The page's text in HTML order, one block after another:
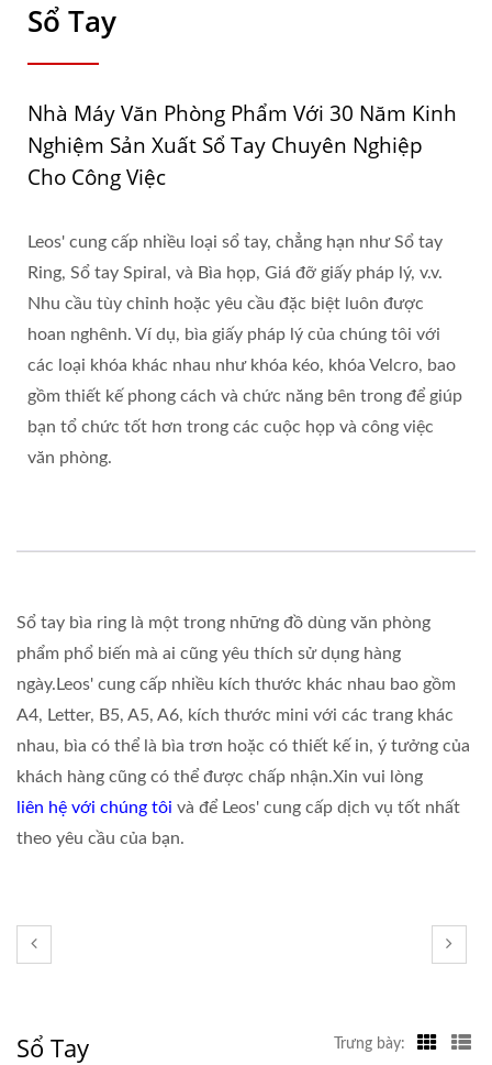
Sổ Tay
Nhà Máy Văn Phòng Phẩm Với 30 Năm Kinh
Nghiệm Sản Xuất Sổ Tay Chuyên Nghiệp
Cho Công Việc
Leos' cung cấp nhiều loại sổ tay, chẳng hạn như Sổ tay
Ring, Sổ tay Spiral, và Bìa họp, Giá đỡ giấy pháp lý, v.v.
Nhu cầu tùy chỉnh hoặc yêu cầu đặc biệt luôn được
hoan nghênh. Ví dụ, bìa giấy pháp lý của chúng tôi với
các loại khóa khác nhau như khóa kéo, khóa Velcro, bao
gồm thiết kế phong cách và chức năng bên trong để giúp
bạn tổ chức tốt hơn trong các cuộc họp và công việc
văn phòng.
Sổ tay bìa ring là một trong những đồ dùng văn phòng
phẩm phổ biến mà ai cũng yêu thích sử dụng hàng
ngày.Leos' cung cấp nhiều kích thước khác nhau bao gồm
A4, Letter, B5, A5, A6, kích thước mini với các trang khác
nhau, bìa có thể là bìa trơn hoặc có thiết kế in, ý tưởng của
khách hàng cũng có thể được chấp nhận.Xin vui lòng
liên hệ với chúng tôi và để Leos' cung cấp dịch vụ tốt nhất
theo yêu cầu của bạn.
Sổ Tay Trưng bày: